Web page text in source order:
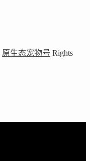
原生态宠物号 Rights